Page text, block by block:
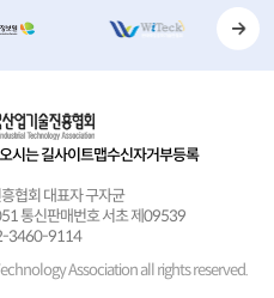
시는 길사이트맵수신자거부등록
협회 대표자 구자균
통신판매번호 서초 제09539
3460-9114
Associationall rights reserved.